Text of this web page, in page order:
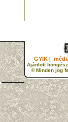
GYIK |
Ajánlott
© Minden jog